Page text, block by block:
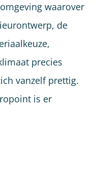
waarover
de
precies
vanzelf prettig.
is er